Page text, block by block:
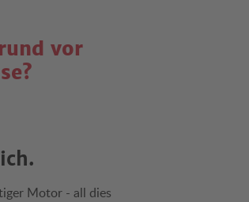
vor
Motor - all dies